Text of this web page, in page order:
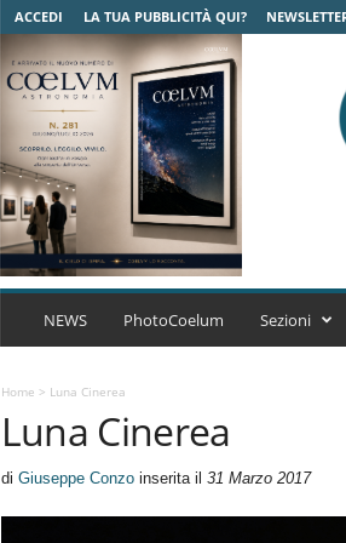
ACCEDI LA TUA PUBBLICITÀ QUI?
C
r
NEWS PhotoCoelum Sezioni
Home > Luna Cinerea
Luna Cinerea
di Giuseppe Conzoinserita il 31 Marzo 2017